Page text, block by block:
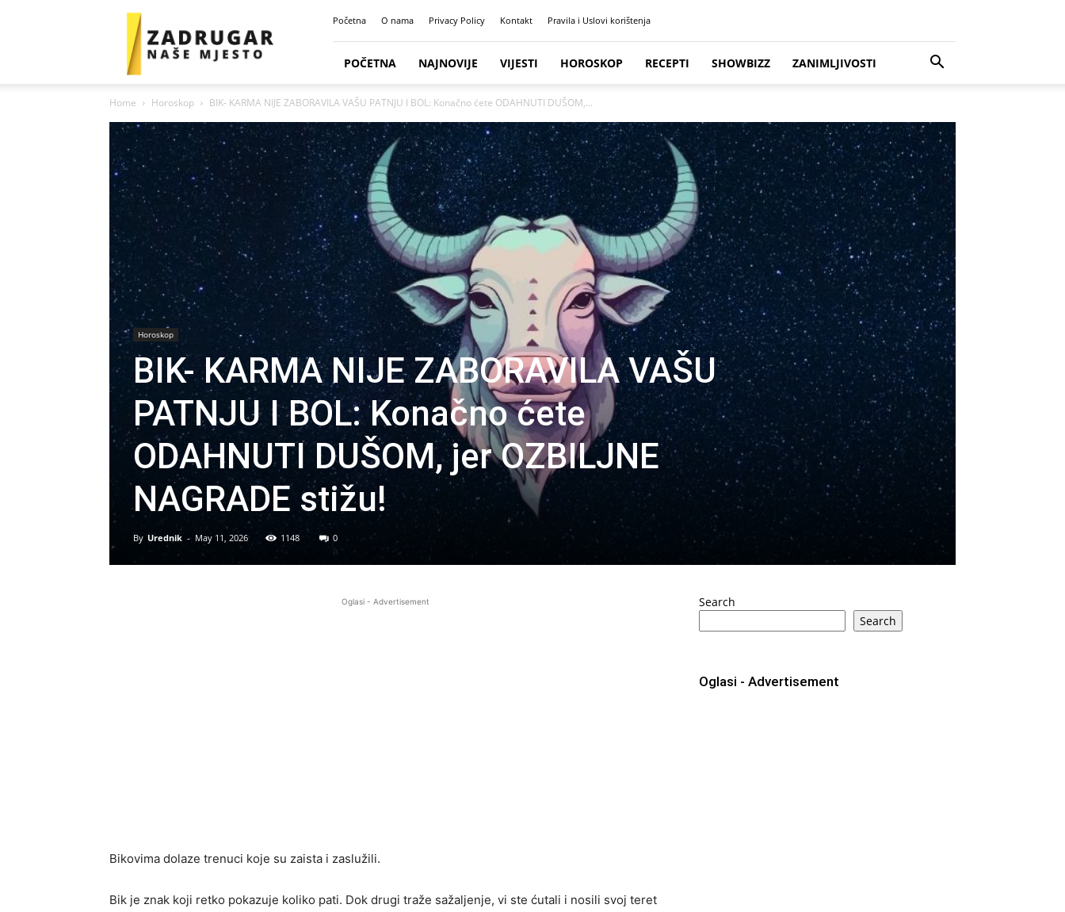
Zadrugar
Početna O nama Privacy Policy Kontakt Pravila i Uslovi korištenja
POČETNA NAJNOVIJE VIJESTI HOROSKOP RECEPTI SHOWBIZZ ZANIMLJIVOSTI
Home Horoskop BIK- KARMA NIJE ZABORAVILA VAŠU PATNJU I BOL: Konačno ćete ODAHNUTI DUŠOM,...
Horoskop
BIK- KARMA NIJE ZABORAVILA VAŠU
PATNJU I BOL: Konačno ćete
ODAHNUTI DUŠOM, jer OZBILJNE
NAGRADE stižu!
By Urednik - May 11, 2026 1148 0
Oglasi - Advertisement
Bikovima dolaze trenuci koje su zaista i zaslužili.
Bik je znak koji retko pokazuje koliko pati. Dok drugi traže sažaljenje, vi ste ćutali i nosili svoj teret
Search
Search
Oglasi - Advertisement